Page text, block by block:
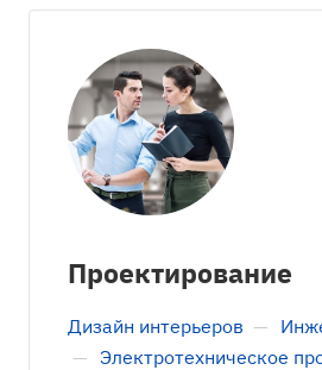
Проектирование
Дизайн интерьеров —
— Электротехническое